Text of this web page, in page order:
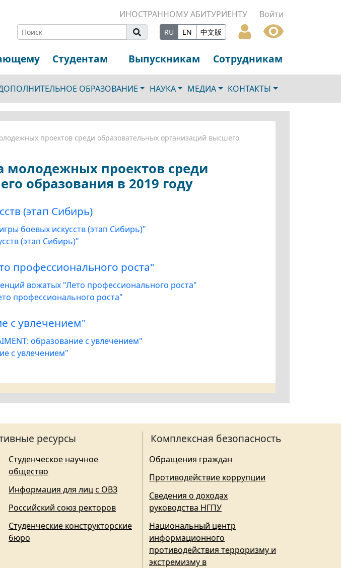
ИНОСТРАННОМУ АБИТУРИЕНТУ Войти
RU EN 中文版
Студентам Выпускникам Сотрудникам
ОБРАЗОВАНИЕ НАУКА МЕДИА КОНТАКТЫ
проектов среди образовательных организаций высшего
молодежных проектов среди
образования в 2019 году
(этап Сибирь)
боевых искусств (этап Сибирь)"
(этап Сибирь)"
профессионального роста"
вожатых "Лето профессионального роста"
профессионального роста"
с увлечением"
образование с увлечением"
с увлечением"
ресурсы
Студенческое научное
общество
Информация для лиц с ОВЗ
Российский союз ректоров
Студенческие конструкторские
бюро
Комплексная безопасность
Обращения граждан
Противодействие коррупции
Сведения о доходах
руководства НГПУ
Национальный центр
информационного
противодействия терроризму и
экстремизму в